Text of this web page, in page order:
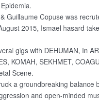
Guillaume Copuse was
2015, Ismael hasard
gigs with DEHUMAN, In
KOMAH, SEKHMET,
Scene.
a groundbreaking balance
and open-minded